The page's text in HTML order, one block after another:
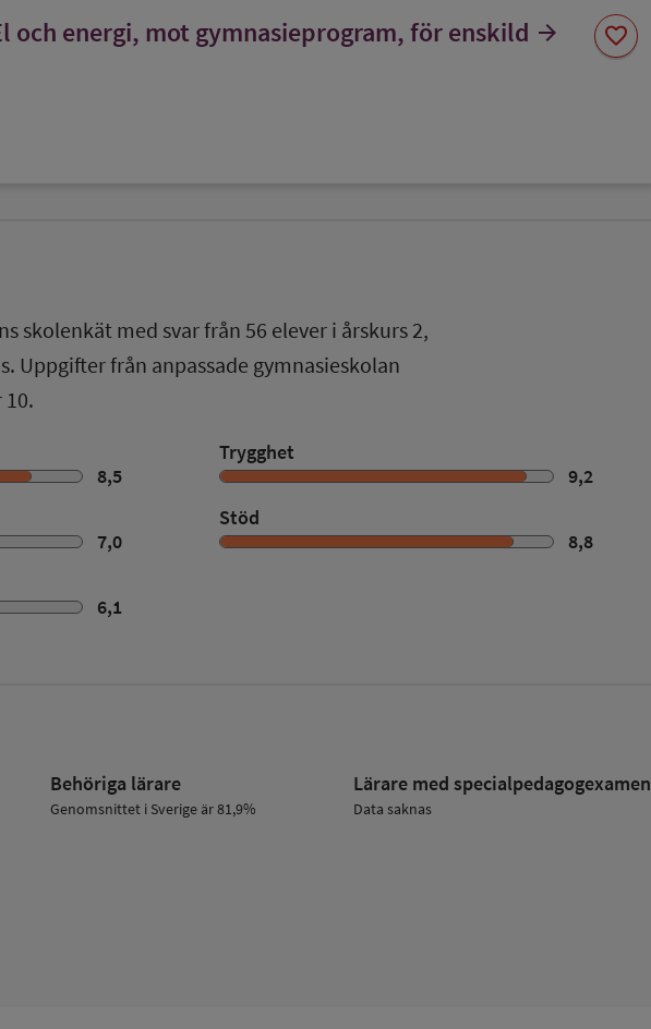
och energi, mot gymnasieprogram, för enskild arrow_forward
favorite
Spara
som
skolenkät med svar från 56 elever i årskurs 2,
Uppgifter från anpassade gymnasieskolan
8,5
Trygghet
9,2
7,0
Stöd
8,8
6,1
Behöriga lärare
Genomsnittet i Sverige är 81,9%
Lärare med specialpedagog­examen
Data saknas